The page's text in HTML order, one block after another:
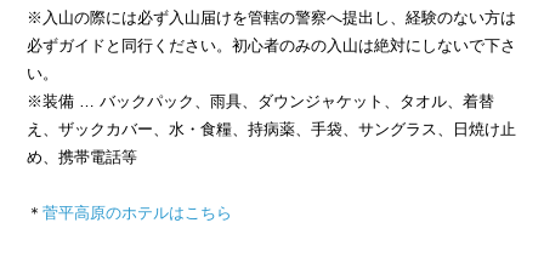
※入山の際には必ず入山届けを管轄の警察へ提出し、経験のない方は
必ずガイドと同行ください。初心者のみの入山は絶対にしないで下さ
い。
※装備 … バックパック、雨具、ダウンジャケット、タオル、着替
え、ザックカバー、水・食糧、持病薬、手袋、サングラス、日焼け止
め、携帯電話等
＊菅平高原のホテルはこちら